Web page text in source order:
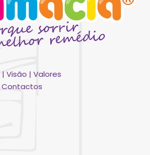
| Visão | Valores
Contactos